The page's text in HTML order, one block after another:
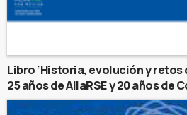
Libro ‘Historia, evolución y retos
25 años de AliaRSE y 20 años de